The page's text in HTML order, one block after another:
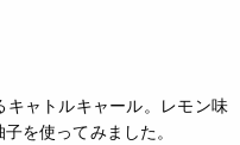
ャトルキャール。レモン味
を使ってみました。